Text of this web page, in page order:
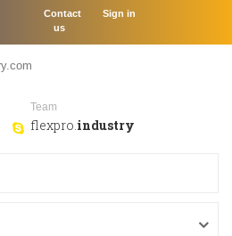
Sign in
Contact
us
Team
flexpro.industry